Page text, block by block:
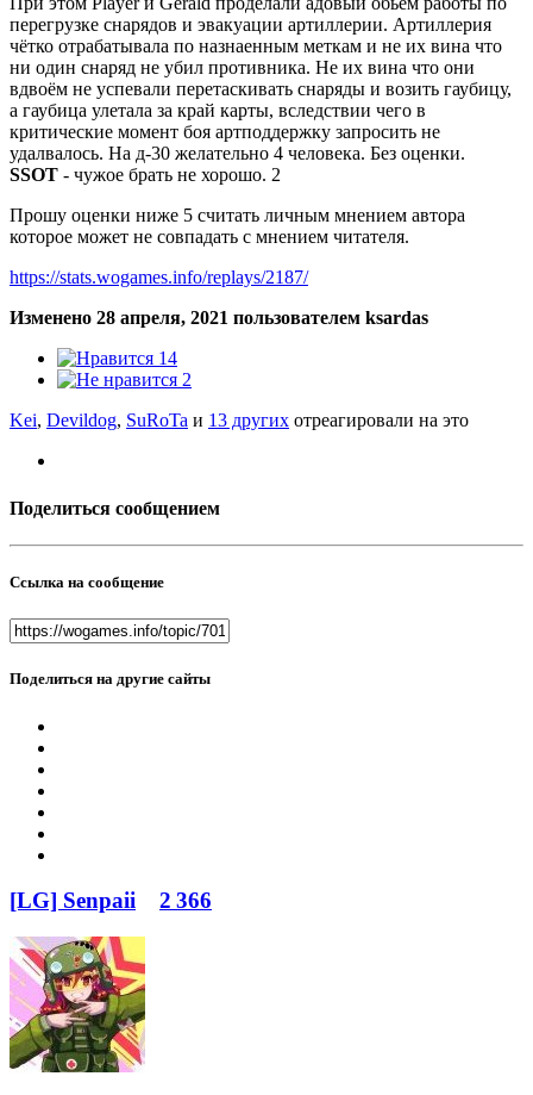
перегрузке снарядов и эвакуации артиллерии. Артиллерия
чётко отрабатывала по назнаенным меткам и не их вина что
ни один снаряд не убил противника. Не их вина что они
вдвоём не успевали перетаскивать снаряды и возить гаубицу,
а гаубица улетала за край карты, вследствии чего в
критические момент боя артподдержку запросить не
удалвалось. На д-30 желательно 4 человека. Без оценки.
SSOT - чужое брать не хорошо. 2
Прошу оценки ниже 5 считать личным мнением автора
которое может не совпадать с мнением читателя.
https://stats.wogames.info/replays/2187/
Изменено 28 апреля, 2021 пользователем ksardas
14
2
Kei, Devildog, SuRoTa и 13 других отреагировали на это
Поделиться сообщением
Ссылка на сообщение
Поделиться на другие сайты
[LG] Senpaii 2 366